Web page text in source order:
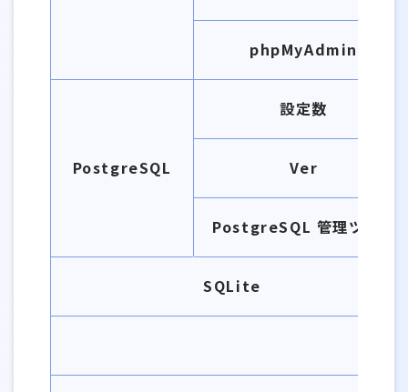
phpMyAdmin
PostgreSQL
設定数
Ver
PostgreSQL 管理ツール
SQLite